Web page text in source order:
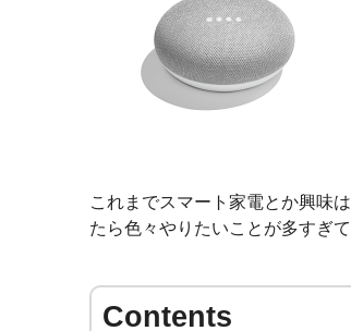
これまでスマート家電とか興味
たら色々やりたいことが多すぎて